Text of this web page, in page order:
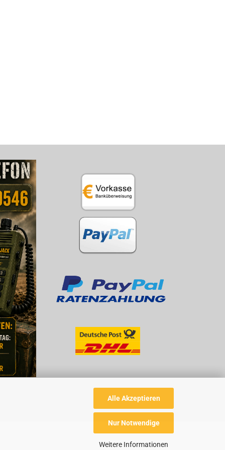
Alle Akzeptieren
Nur Notwendige
Weitere Informationen